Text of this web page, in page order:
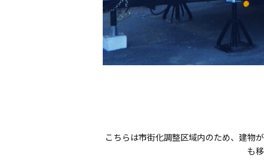
こちらは市街化調整区域内のため、建物
も